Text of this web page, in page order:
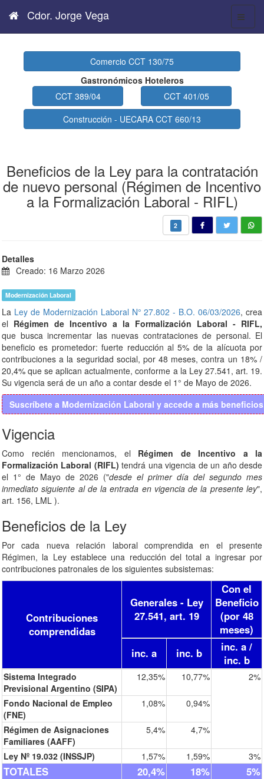
Cdor. Jorge Vega
Comercio CCT 130/75
Gastronómicos Hoteleros
CCT 389/04
CCT 401/05
Construcción - UECARA CCT 660/13
Beneficios de la Ley para la contratación
de nuevo personal (Régimen de Incentivo
a la Formalización Laboral - RIFL)
2
Detalles
Creado: 16 Marzo 2026
Modernización Laboral
La Ley de Modernización Laboral N° 27.802 - B.O. 06/03/2026, crea
el Régimen de Incentivo a la Formalización Laboral - RIFL,
que busca incrementar las nuevas contrataciones de personal. El
beneficio es prometedor: fuerte reducción al 5% de la alícuota por
contribuciones a la seguridad social, por 48 meses, contra un 18% /
20,4% que se aplican actualmente, conforme a la Ley 27.541, art. 19.
Su vigencia será de un año a contar desde el 1° de Mayo de 2026.
Suscríbete a Modernización Laboral y accede a más
Vigencia
Como recién mencionamos, el Régimen de Incentivo a la
Formalización Laboral (RIFL)tendrá una vigencia de un año desde
el 1° de Mayo de 2026 ("desde el primer día del segundo mes
inmediato siguiente al de la entrada en vigencia de la presente ley",
art. 156, LML ).
Beneficios de la Ley
Por cada nueva relación laboral comprendida en el presente
Régimen, la Ley establece una reducción del total a ingresar por
contribuciones patronales de los siguientes subsistemas:
Contribuciones
comprendidas
Generales - Ley
27.541, art. 19
Con el
Beneficio
(por 48
meses)
inc. a
inc. b
inc. a /
inc. b
Sistema Integrado
Previsional Argentino (SIPA)
12,35% 10,77% 2%
Fondo Nacional de Empleo
(FNE)
1,08% 0,94%
Régimen de Asignaciones
Familiares (AAFF)
5,4% 4,7%
Ley Nº 19.032 (INSSJP) 1,57% 1,59% 3%
TOTALES 20,4% 18% 5%